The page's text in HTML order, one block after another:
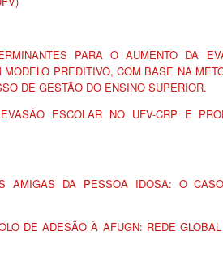
PARA O AUMENTO DA
PREDITIVO, COM BASE NA
DE GESTÃO DO ENSINO SUPERIOR.
ESCOLAR NO UFV-CRP E
AMIGAS DA PESSOA IDOSA: O
DE ADESÃO À AFUGN: REDE